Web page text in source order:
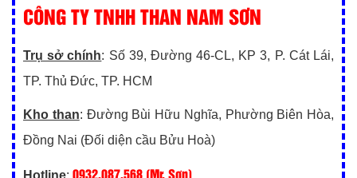
CÔNG TY TNHH THAN NAM SƠN
Trụ sở chính: Số 39, Đường 46-CL, KP 3, P. Cát Lái,
TP. Thủ Đức, TP. HCM
Kho than: Đường Bùi Hữu Nghĩa, Phường Biên Hòa,
Đồng Nai (Đối diện cầu Bửu Hoà)
Hotline: 0932.087.568 (Mr. Sơn)